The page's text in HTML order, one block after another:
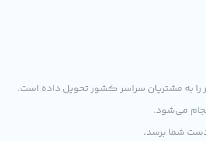
را به مشتریان سراسر کشور تحویل داده است.
می‌شود.
دست شما برسد.